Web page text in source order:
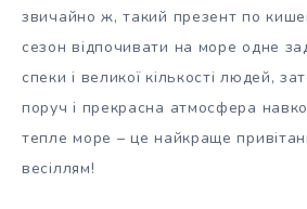
звичайно ж, такий презент по
сезон відпочивати на море одне
спеки і великої кількості людей,
поруч і прекрасна атмосфера
тепле море – це найкраще
весіллям!